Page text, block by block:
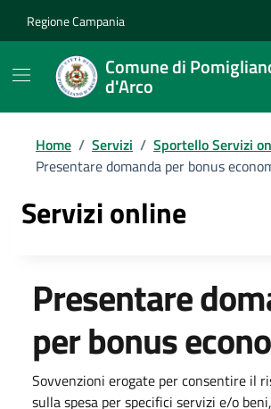
Regione Campania
Comune di
d'Arco
Home / Servizi / Sportello Servizi
Presentare domanda per bonus
Servizi online
Presentare
per bonus
Sovvenzioni erogate per consentire il
sulla spesa per specifici servizi e/o